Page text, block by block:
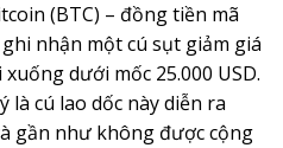
(BTC) – đồng tiền mã
nhận một cú sụt giảm giá
dưới mốc 25.000 USD.
là cú lao dốc này diễn ra
gần như không được cộng